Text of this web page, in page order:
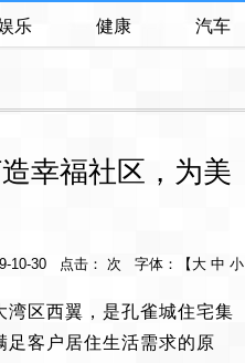
乐 健康 汽车
幸福社区，为美
10-30 点击： 次 字体：【 大 中 小
区西翼，是孔雀城住宅集
足客户居住生活需求的原